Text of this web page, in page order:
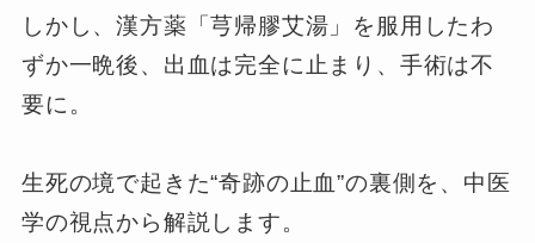
しかし、漢方薬「芎帰膠艾湯」を服用したわ
ずか一晩後、出血は完全に止まり、手術は不
要に。
生死の境で起きた“奇跡の止血”の裏側を、中医
学の視点から解説します。